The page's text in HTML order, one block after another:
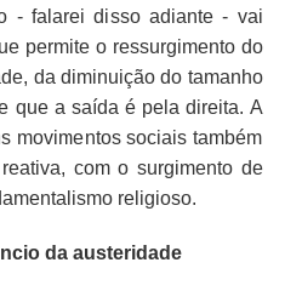
- falarei disso adiante - vai
permite o ressurgimento do
da diminuição do tamanho
que a saída é pela direita. A
movimentos sociais também
com o surgimento de
religioso.
da austeridade